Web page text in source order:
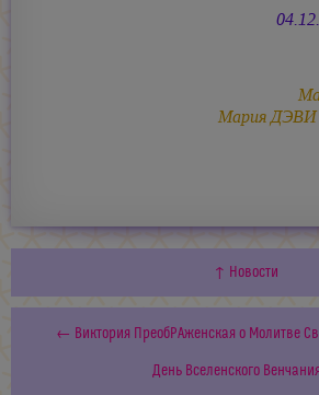
Мария
↑ Новости
← Виктория ПреобРАженская о Молитве
День Вселенского